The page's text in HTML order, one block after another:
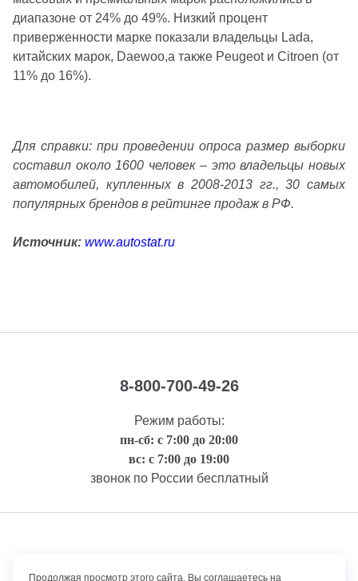
диапазоне от 24% до 49%. Низкий процент
приверженности марке показали владельцы Lada,
китайских марок, Daewoo,а также Peugeot и Citroen (от
11% до 16%).
Для справки: при проведении опроса размер выборки
составил около 1600 человек – это владельцы новых
автомобилей, купленных в 2008-2013 гг., 30 самых
популярных брендов в рейтинге продаж в РФ.
Источник: www.autostat.ru
8-800-700-49-26
Режим работы:
пн-сб: с 7:00 до 20:00
вс: с 7:00 до 19:00
звонок по России бесплатный
Правовая информация
Продолжая просмотр этого сайта, Вы соглашаетесь на